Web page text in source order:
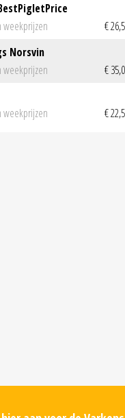
weekprijzen
€
Norsvin
weekprijzen
€
weekprijzen
€